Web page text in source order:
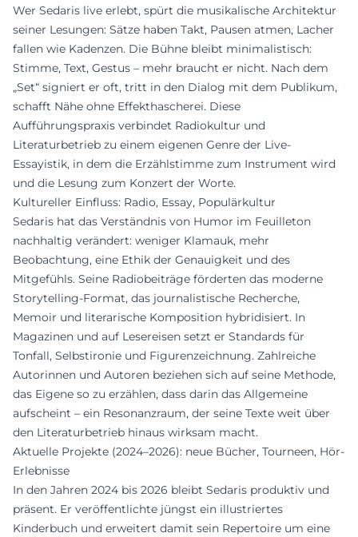
Wer Sedaris live erlebt, spürt die musikalische Architektur
seiner Lesungen: Sätze haben Takt, Pausen atmen, Lacher
fallen wie Kadenzen. Die Bühne bleibt minimalistisch:
Stimme, Text, Gestus – mehr braucht er nicht. Nach dem
„Set“ signiert er oft, tritt in den Dialog mit dem Publikum,
schafft Nähe ohne Effekthascherei. Diese
Aufführungspraxis verbindet Radiokultur und
Literaturbetrieb zu einem eigenen Genre der Live-
Essayistik, in dem die Erzählstimme zum Instrument wird
und die Lesung zum Konzert der Worte.
Kultureller Einfluss: Radio, Essay, Populärkultur
Sedaris hat das Verständnis von Humor im Feuilleton
nachhaltig verändert: weniger Klamauk, mehr
Beobachtung, eine Ethik der Genauigkeit und des
Mitgefühls. Seine Radiobeiträge förderten das moderne
Storytelling-Format, das journalistische Recherche,
Memoir und literarische Komposition hybridisiert. In
Magazinen und auf Lesereisen setzt er Standards für
Tonfall, Selbstironie und Figurenzeichnung. Zahlreiche
Autorinnen und Autoren beziehen sich auf seine Methode,
das Eigene so zu erzählen, dass darin das Allgemeine
aufscheint – ein Resonanzraum, der seine Texte weit über
den Literaturbetrieb hinaus wirksam macht.
Aktuelle Projekte (2024–2026): neue Bücher, Tourneen, Hör-
Erlebnisse
In den Jahren 2024 bis 2026 bleibt Sedaris produktiv und
präsent. Er veröffentlichte jüngst ein illustriertes
Kinderbuch und erweitert damit sein Repertoire um eine